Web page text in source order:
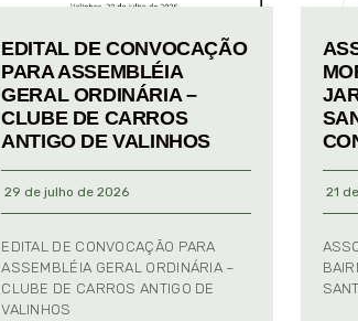
EDITAL DE CONVOCAÇÃO
PARA ASSEMBLÉIA
GERAL ORDINÁRIA –
CLUBE DE CARROS
ANTIGO DE VALINHOS
29 de julho de 2026
EDITAL DE CONVOCAÇÃO PARA
ASSEMBLÉIA GERAL ORDINÁRIA –
CLUBE DE CARROS ANTIGO DE
VALINHOS
21